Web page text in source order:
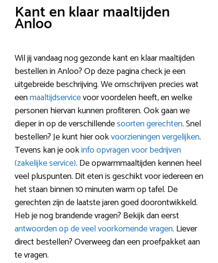
Kant en klaar maaltijden
Anloo
Wil jij vandaag nog gezonde kant en klaar maaltijden
bestellen in Anloo? Op deze pagina check je een
uitgebreide beschrijving. We omschrijven precies wat
eenmaaltijdservicevoor voordelen heeft, en welke
personen hiervan kunnen profiteren. Ook gaan we
dieper in op de verschillendesoorten gerechten. Snel
bestellen? Je kunt hier ookvoorzieningen vergelijken.
Tevens kan je ookinfo opvragen voor bedrijven
(zakelijke service). De opwarmmaaltijden kennen heel
veel pluspunten. Dit eten is geschikt voor iedereen en
het staan binnen 10 minuten warm op tafel. De
gerechten zijn de laatste jaren goed doorontwikkeld.
Heb je nog brandende vragen? Bekijk dan eerst
antwoorden op de veel voorkomende vragen. Liever
direct bestellen? Overweeg dan een proefpakket aan
te vragen.